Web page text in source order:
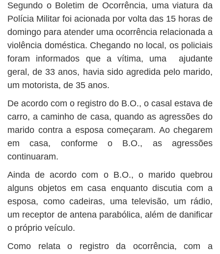
Segundo o Boletim de Ocorrência, uma viatura da
Polícia Militar foi acionada por volta das 15 horas de
domingo para atender uma ocorrência relacionada a
violência doméstica. Chegando no local, os policiais
foram informados que a vítima, uma ajudante
geral, de 33 anos, havia sido agredida pelo marido,
um motorista, de 35 anos.
De acordo com o registro do B.O., o casal estava de
carro, a caminho de casa, quando as agressões do
marido contra a esposa começaram. Ao chegarem
em casa, conforme o B.O., as agressões
continuaram.
Ainda de acordo com o B.O., o marido quebrou
alguns objetos em casa enquanto discutia com a
esposa, como cadeiras, uma televisão, um rádio,
um receptor de antena parabólica, além de danificar
o próprio veículo.
Como relata o registro da ocorrência, com a